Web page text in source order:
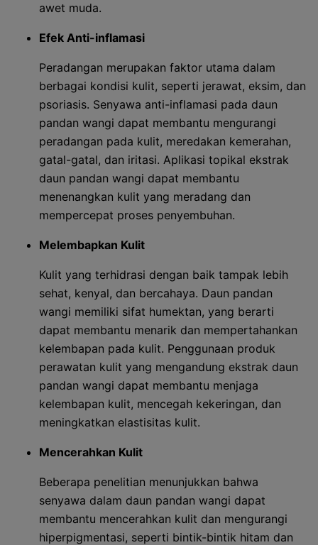
awet muda.
Efek Anti-inflamasi
Peradangan merupakan faktor utama dalam
berbagai kondisi kulit, seperti jerawat, eksim, dan
psoriasis. Senyawa anti-inflamasi pada daun
pandan wangi dapat membantu mengurangi
peradangan pada kulit, meredakan kemerahan,
gatal-gatal, dan iritasi. Aplikasi topikal ekstrak
daun pandan wangi dapat membantu
menenangkan kulit yang meradang dan
mempercepat proses penyembuhan.
Melembapkan Kulit
Kulit yang terhidrasi dengan baik tampak lebih
sehat, kenyal, dan bercahaya. Daun pandan
wangi memiliki sifat humektan, yang berarti
dapat membantu menarik dan mempertahankan
kelembapan pada kulit. Penggunaan produk
perawatan kulit yang mengandung ekstrak daun
pandan wangi dapat membantu menjaga
kelembapan kulit, mencegah kekeringan, dan
meningkatkan elastisitas kulit.
Mencerahkan Kulit
Beberapa penelitian menunjukkan bahwa
senyawa dalam daun pandan wangi dapat
membantu mencerahkan kulit dan mengurangi
hiperpigmentasi, seperti bintik-bintik hitam dan